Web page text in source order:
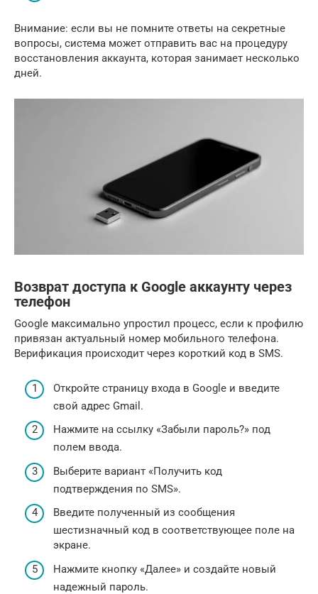
Внимание: если вы не помните ответы на секретные
вопросы, система может отправить вас на процедуру
восстановления аккаунта, которая занимает несколько
дней.
Возврат доступа к Google аккаунту через
телефон
Google максимально упростил процесс, если к профилю
привязан актуальный номер мобильного телефона.
Верификация происходит через короткий код в SMS.
Откройте страницу входа в Google и введите
свой адрес Gmail.
Нажмите на ссылку «Забыли пароль?» под
полем ввода.
Выберите вариант «Получить код
подтверждения по SMS».
Введите полученный из сообщения
шестизначный код в соответствующее поле на
экране.
Нажмите кнопку «Далее» и создайте новый
надежный пароль.